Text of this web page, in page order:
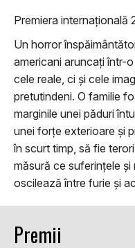
Premiera internațională
Un horror
americani aruncați într-
cele reale, ci și cele
pretutindeni. O familie
marginile unei păduri
unei forțe exterioare și
în scurt timp, să fie
măsură ce suferințele și
oscilează între furie și
Premii